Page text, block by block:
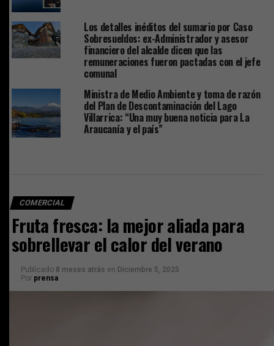
Los detalles inéditos del sumario por Caso
Sobresueldos: ex-Administrador y asesor
financiero del alcalde dicen que las
remuneraciones fueron pactadas con el jefe
comunal
Ministra de Medio Ambiente y toma de razón
del Plan de Descontaminación del Lago
Villarrica: “Una muy buena noticia para La
Araucanía y el país”
COMERCIAL
Fruta fresca: la mejor aliada para
sobrellevar el calor del verano
Publicado 8 meses atrás en Diciembre 5, 2025
Por prensa